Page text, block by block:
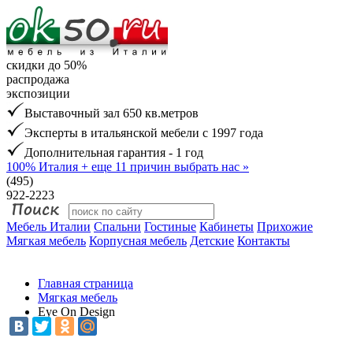
скидки до 50%
распродажа
экспозиции
Выставочный зал 650 кв.метров
Эксперты в итальянской мебели с 1997 года
Дополнительная гарантия - 1 год
100% Италия + еще 11 причин выбрать нас »
(495)
922-2223
Мебель Италии Спальни Гостиные Кабинеты Прихожие
Мягкая мебель Корпусная мебель Детские Контакты
Главная страница
Мягкая мебель
Eye On Design